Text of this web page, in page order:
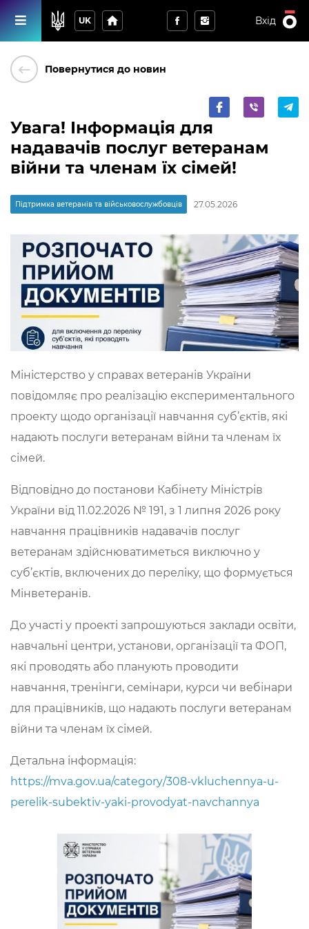
UK home Вхід
keyboard_backspace Повернутися до новин
Увага! Інформація для
надавачів послуг ветеранам
війни та членам їх сімей!
Підтримка ветеранів та військовослужбовців 27.05.2026
Міністерство у справах ветеранів України
повідомляє про реалізацію експериментального
проекту щодо організації навчання суб’єктів, які
надають послуги ветеранам війни та членам їх
сімей.
Відповідно до постанови Кабінету Міністрів
України від 11.02.2026 № 191, з 1 липня 2026 року
навчання працівників надавачів послуг
ветеранам здійснюватиметься виключно у
суб’єктів, включених до переліку, що формується
Мінветеранів.
До участі у проекті запрошуються заклади освіти,
навчальні центри, установи, організації та ФОП,
які проводять або планують проводити
навчання, тренінги, семінари, курси чи вебінари
для працівників, що надають послуги ветеранам
війни та членам їх сімей.
Детальна інформація:
https://mva.gov.ua/category/308-vkluchennya-u-
perelik-subektiv-yaki-provodyat-navchannya